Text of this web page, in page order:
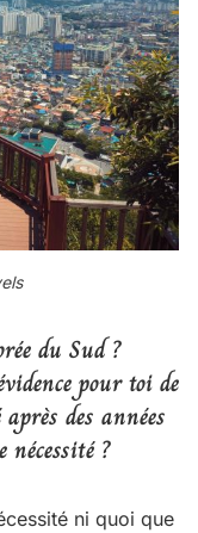
du Sud ?
pour toi de
des années
?
ni quoi que